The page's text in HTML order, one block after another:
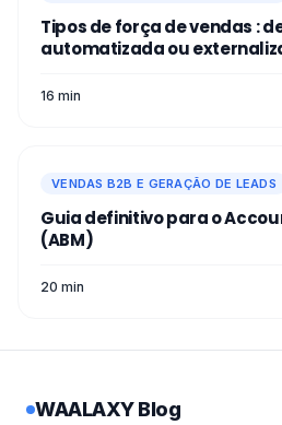
Tipos de força de vendas :
automatizada ou
16 min
VENDAS B2B E GERAÇÃO DE LEADS
Guia definitivo para o
(ABM)
20 min
WAALAXY Blog